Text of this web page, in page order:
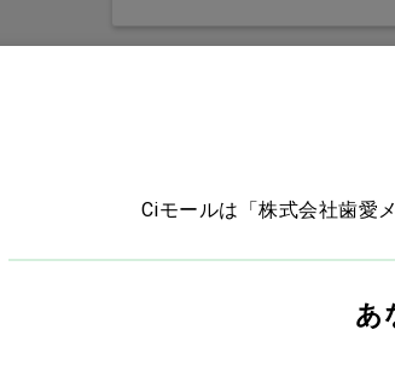
本
価
Ciモール
Ciモールは「株式会社歯愛
あ